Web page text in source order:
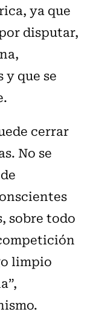
ya que
disputar,
que se
cerrar
No se
sobre todo
limpio